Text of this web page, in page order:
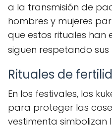
a la transmisión de
hombres y mujeres
que estos rituales han
siguen respetando sus
Rituales de
En los festivales, los
para proteger las
vestimenta simbolizan